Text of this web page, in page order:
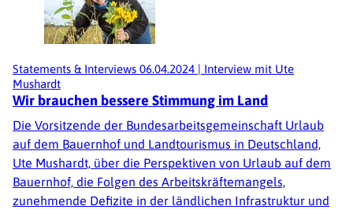
Statements & Interviews 06.04.2024 | Interview mit Ute
Mushardt
Wir brauchen bessere Stimmung im Land
Die Vorsitzende der Bundesarbeitsgemeinschaft Urlaub
auf dem Bauernhof und Landtourismus in Deutschland,
Ute Mushardt, über die Perspektiven von Urlaub auf dem
Bauernhof, die Folgen des Arbeitskräftemangels,
zunehmende Defizite in der ländlichen Infrastruktur und